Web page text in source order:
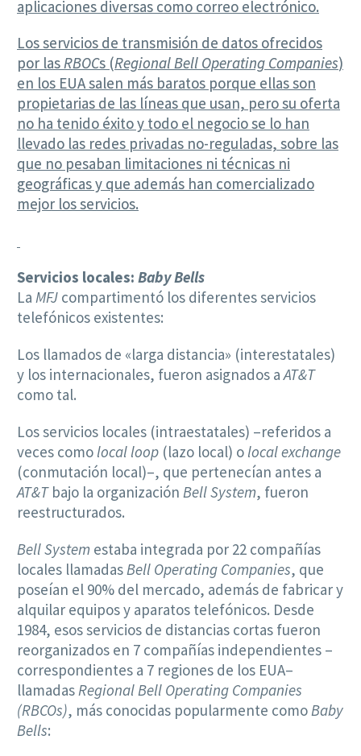
aplicaciones diversas como correo electrónico.
Los servicios de transmisión de datos ofrecidos
por lasRBOCs (Regional Bell Operating Companies)
en los EUA salen más baratos porque ellas son
propietarias de las líneas que usan, pero su oferta
no ha tenido éxito y todo el negocio se lo han
llevado las redes privadas no-reguladas, sobre las
que no pesaban limitaciones ni técnicas ni
geográficas y que además han comercializado
mejor los servicios.
Servicios locales: Baby Bells
La MFJ compartimentó los diferentes servicios
telefónicos existentes:
Los llamados de «larga distancia» (interestatales)
y los internacionales, fueron asignados aAT&T
como tal.
Los servicios locales (intraestatales) –referidos a
veces como local loop (lazo local) o local exchange
(conmutación local)–, que pertenecían antes a
AT&Tbajo la organización Bell System, fueron
reestructurados.
Bell System estaba integrada por 22 compañías
locales llamadasBell Operating Companies, que
poseían el 90% del mercado, además de fabricar y
alquilar equipos y aparatos telefónicos. Desde
1984, esos servicios de distancias cortas fueron
reorganizados en 7 compañías independientes –
correspondientes a 7 regiones de los EUA–
llamadasRegional Bell Operating Companies
(RBCOs), más conocidas popularmente comoBaby
Bells: